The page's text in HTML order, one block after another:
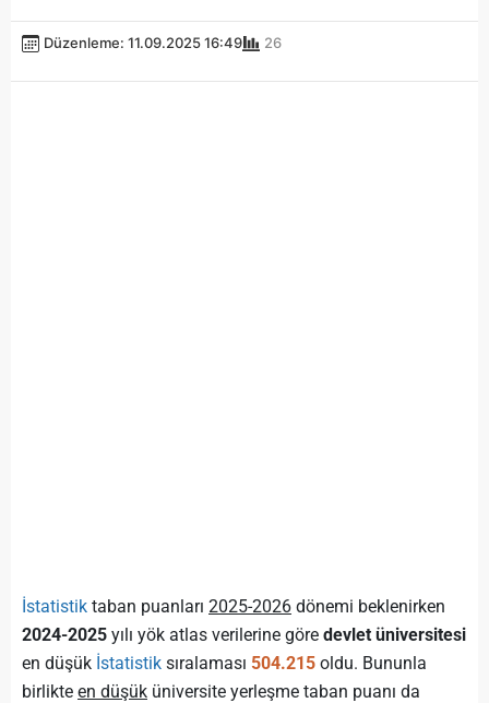
Düzenleme: 11.09.2025 16:49 26
İstatistik taban puanları 2025-2026 dönemi beklenirken
2024-2025 yılı yök atlas verilerine göre devlet üniversitesi
en düşük İstatistik sıralaması 504.215 oldu. Bununla
birlikte en düşük üniversite yerleşme taban puanı da